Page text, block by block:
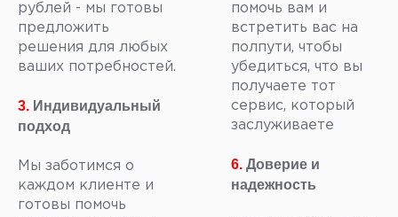
рублей - мы готовы
предложить
решения для любых
ваших потребностей.
3. Индивидуальный
подход
Мы заботимся о
каждом клиенте и
готовы помочь
помочь вам и
встретить вас на
полпути, чтобы
убедиться, что вы
получаете тот
сервис, который
заслуживаете
6. Доверие и
надежность